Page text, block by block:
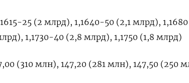
25 (2 млрд), 1,1640-50 (2,1 млрд),
1,1730-40 (2,8 млрд), 1,1750 (1,8 млрд)
(310 млн), 147,20 (281 млн), 147,50 (250